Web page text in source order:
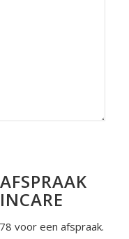
voor een afspraak.